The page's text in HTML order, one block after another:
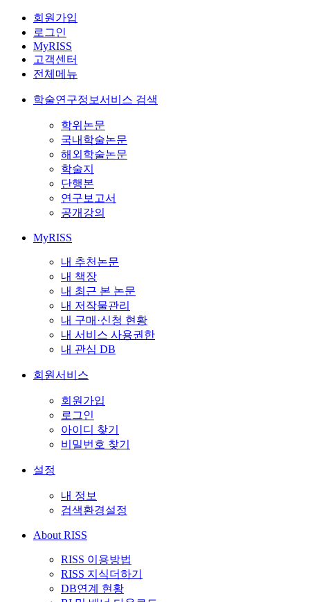
회원가입
로그인
MyRISS
고객센터
전체메뉴
학술연구정보서비스 검색
학위논문
국내학술논문
해외학술논문
학술지
단행본
연구보고서
공개강의
MyRISS
내 추천논문
내 책장
내 최근 본 논문
내 저작물관리
내 구매·신청 현황
내 서비스 사용권한
내 관심 DB
회원서비스
회원가입
로그인
아이디 찾기
비밀번호 찾기
설정
내 정보
검색환경설정
About RISS
RISS 이용방법
RISS 지식더하기
DB연계 현황